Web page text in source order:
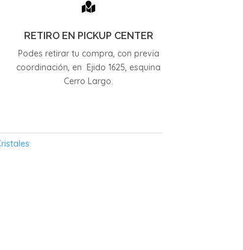

RETIRO EN PICKUP CENTER
Podes retirar tu compra, con previa
coordinación, en Ejido 1625, esquina
Cerro Largo.